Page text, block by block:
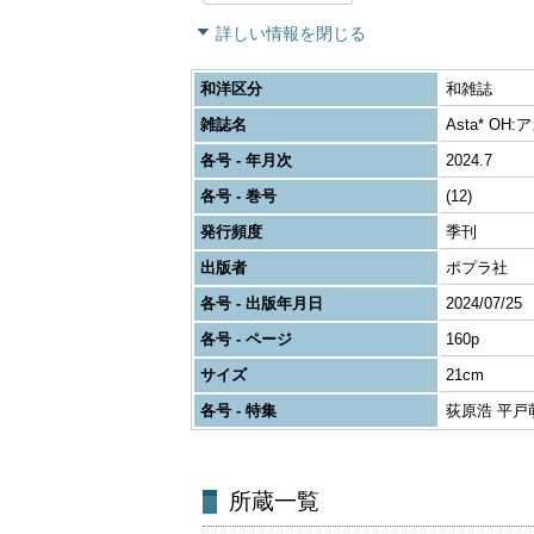
詳しい情報を閉じる
和洋区分
和雑誌
雑誌名
Asta* OH:
各号 - 年月次
2024.7
各号 - 巻号
(12)
発行頻度
季刊
出版者
ポプラ社
各号 - 出版年月日
2024/07/25
各号 - ページ
160p
サイズ
21cm
各号 - 特集
荻原浩 平戸
所蔵一覧